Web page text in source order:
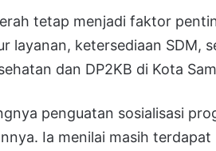
tetap menjadi faktor
layanan, ketersediaan SDM,
dan DP2KB di Kota
penguatan sosialisasi
Ia menilai masih